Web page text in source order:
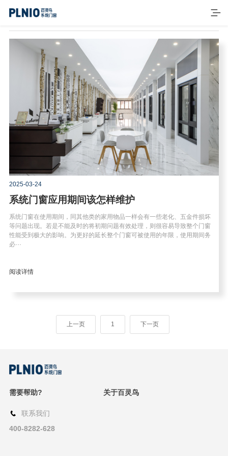
首页
品牌
案例
资讯
2025-03-24
系统门窗应用期间该怎样维护
系统门窗在使用期间，同其他类的家用物品一样会有一些老化、五金件损坏
等问题出现。若是不能及时的将初期问题有效处理，则很容易导致整个门窗
性能受到极大的影响。为更好的延长整个门窗可被使用的年限，使用期间务
必···
阅读详情
上一页 1 下一页
需要帮助?
联系我们
400-8282-628
关于百灵鸟